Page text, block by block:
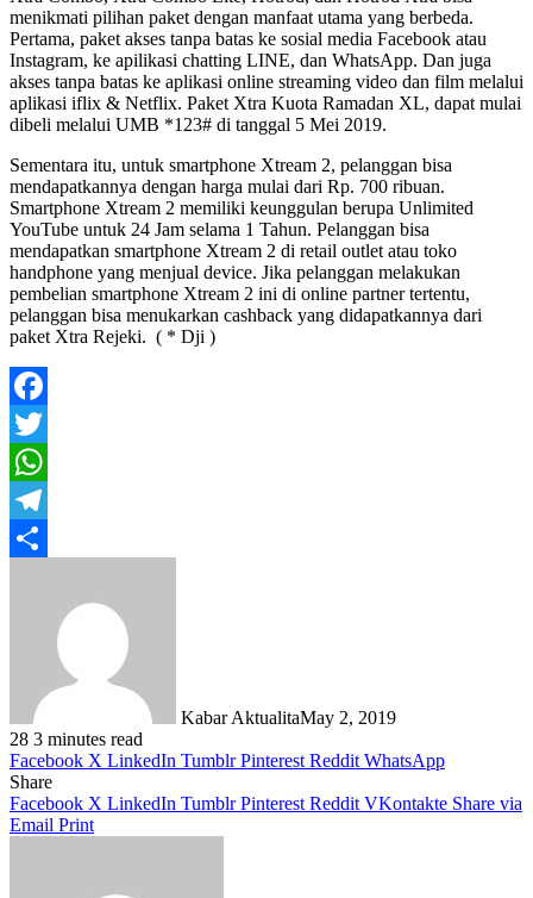
menikmati pilihan paket dengan manfaat utama yang berbeda.
Pertama, paket akses tanpa batas ke sosial media Facebook atau
Instagram, ke apilikasi chatting LINE, dan WhatsApp. Dan juga
akses tanpa batas ke aplikasi online streaming video dan film melalui
aplikasi iflix & Netflix. Paket Xtra Kuota Ramadan XL, dapat mulai
dibeli melalui UMB *123# di tanggal 5 Mei 2019.
Sementara itu, untuk smartphone Xtream 2, pelanggan bisa
mendapatkannya dengan harga mulai dari Rp. 700 ribuan.
Smartphone Xtream 2 memiliki keunggulan berupa Unlimited
YouTube untuk 24 Jam selama 1 Tahun. Pelanggan bisa
mendapatkan smartphone Xtream 2 di retail outlet atau toko
handphone yang menjual device. Jika pelanggan melakukan
pembelian smartphone Xtream 2 ini di online partner tertentu,
pelanggan bisa menukarkan cashback yang didapatkannya dari
paket Xtra Rejeki. ( * Dji )
Facebook
Twitter
WhatsApp
Telegram
Kabar AktualitaMay 2, 2019
28 3 minutes read
Facebook X LinkedIn Tumblr Pinterest Reddit WhatsApp
Share
Facebook X LinkedIn Tumblr Pinterest Reddit VKontakte Share via
Email Print